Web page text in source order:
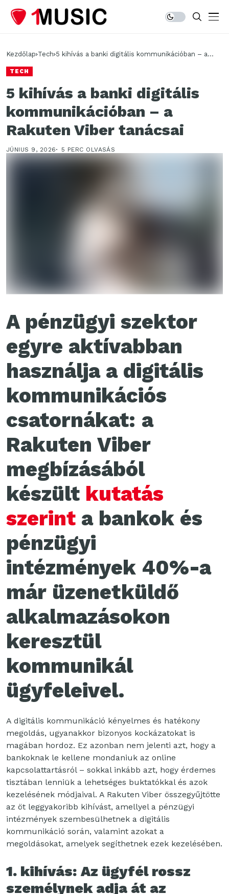
Kezdőlap Tech 5 kihívás a banki digitális kommunikációban – a
TECH
5 kihívás a banki digitális
kommunikációban – a
Rakuten Viber tanácsai
JÚNIUS 9, 2026 5 PERC OLVASÁS
A pénzügyi szektor
egyre aktívabban
használja a digitális
kommunikációs
csatornákat: a
Rakuten Viber
megbízásából
készült kutatás
szerint a bankok és
pénzügyi
intézmények 40%-a
már üzenetküldő
alkalmazásokon
keresztül
kommunikál
ügyfeleivel.
A digitális kommunikáció kényelmes és hatékony
megoldás, ugyanakkor bizonyos kockázatokat is
magában hordoz. Ez azonban nem jelenti azt, hogy a
bankoknak le kellene mondaniuk az online
kapcsolattartásról – sokkal inkább azt, hogy érdemes
tisztában lenniük a lehetséges buktatókkal és azok
kezelésének módjaival. A Rakuten Viber összegyűjtötte
az öt leggyakoribb kihívást, amellyel a pénzügyi
intézmények szembesülhetnek a digitális
kommunikáció során, valamint azokat a
megoldásokat, amelyek segíthetnek ezek kezelésében.
1. kihívás: Az ügyfél rossz
személynek adja át az